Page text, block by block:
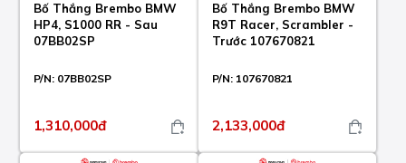
Bố Thắng Brembo BMW
HP4, S1000 RR - Sau
07BB02SP
P/N: 07BB02SP
1,310,000đ
Bố Thắng Brembo BMW
R9T Racer, Scrambler -
Trước 107670821
P/N: 107670821
2,133,000đ